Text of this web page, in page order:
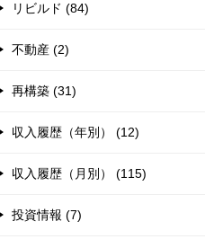
リビルド (84)
不動産 (2)
再構築 (31)
収入履歴（年別） (12)
収入履歴（月別） (115)
投資情報 (7)